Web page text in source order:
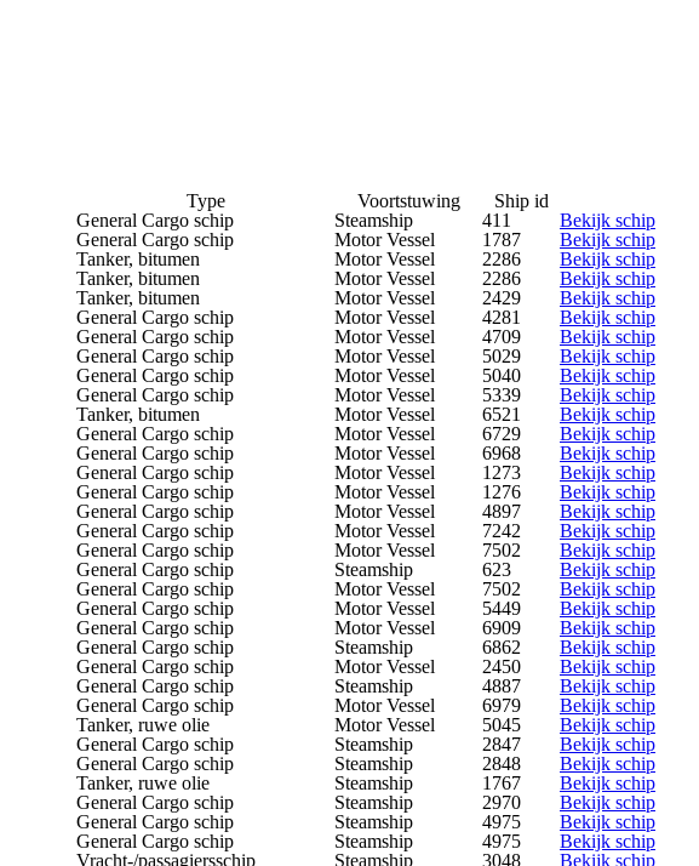
Type Voortstuwing
Ship id
General Cargo schip Steamship 411
Bekijk schip
General Cargo schip Motor Vessel 1787
Bekijk schip
Tanker, bitumen Motor Vessel 2286
Bekijk schip
Tanker, bitumen Motor Vessel 2286
Bekijk schip
Tanker, bitumen Motor Vessel 2429
Bekijk schip
General Cargo schip Motor Vessel 4281
Bekijk schip
General Cargo schip Motor Vessel 4709
Bekijk schip
General Cargo schip Motor Vessel 5029
Bekijk schip
General Cargo schip Motor Vessel 5040
Bekijk schip
General Cargo schip Motor Vessel 5339
Bekijk schip
Tanker, bitumen Motor Vessel 6521
Bekijk schip
General Cargo schip Motor Vessel 6729
Bekijk schip
General Cargo schip Motor Vessel 6968
Bekijk schip
General Cargo schip Motor Vessel 1273
Bekijk schip
General Cargo schip Motor Vessel 1276
Bekijk schip
General Cargo schip Motor Vessel 4897
Bekijk schip
General Cargo schip Motor Vessel 7242
Bekijk schip
General Cargo schip Motor Vessel 7502
Bekijk schip
General Cargo schip Steamship 623
Bekijk schip
General Cargo schip Motor Vessel 7502
Bekijk schip
General Cargo schip Motor Vessel 5449
Bekijk schip
General Cargo schip Motor Vessel 6909
Bekijk schip
General Cargo schip Steamship 6862
Bekijk schip
General Cargo schip Motor Vessel 2450
Bekijk schip
General Cargo schip Steamship 4887
Bekijk schip
General Cargo schip Motor Vessel 6979
Bekijk schip
Tanker, ruwe olie Motor Vessel 5045
Bekijk schip
General Cargo schip Steamship 2847
Bekijk schip
General Cargo schip Steamship 2848
Bekijk schip
Tanker, ruwe olie Steamship 1767
Bekijk schip
General Cargo schip Steamship 2970
Bekijk schip
General Cargo schip Steamship 4975
Bekijk schip
General Cargo schip Steamship 4975
Bekijk schip
Vracht-/passagiersschip Steamship 3048
Bekijk schip